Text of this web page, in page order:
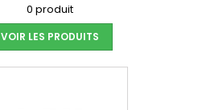
0 produit
VOIR LES PRODUITS